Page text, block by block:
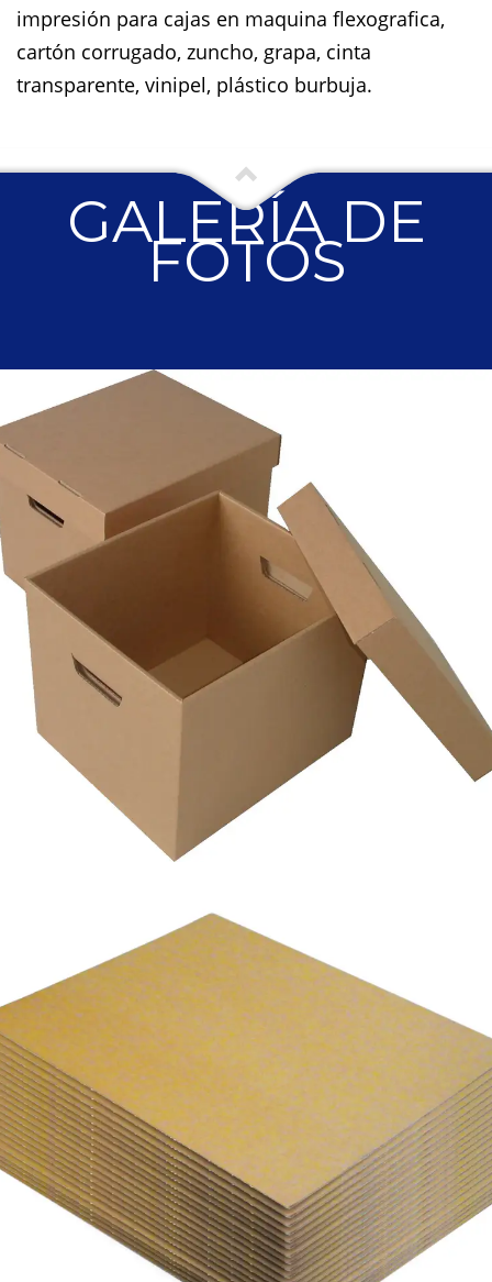
impresión para cajas en maquina flexografica,
cartón corrugado, zuncho, grapa, cinta
transparente, vinipel, plástico burbuja.
GALERÍA DE
FOTOS